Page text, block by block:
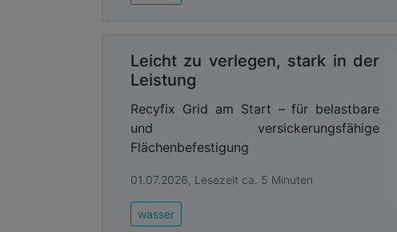
Leicht zu verlegen, stark in der
Leistung
Recyfix Grid am Start – für belastbare
und versickerungsfähige
Flächenbefestigung
01.07.2026, Lesezeit ca. 5 Minuten
wasser